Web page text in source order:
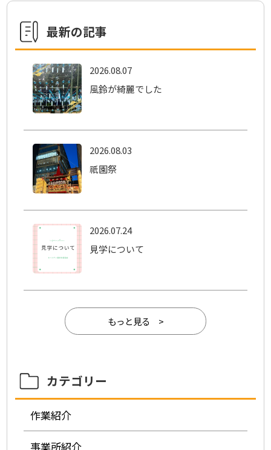
最新の記事
2026.08.07
風鈴が綺麗でした
2026.08.03
祇園祭
2026.07.24
見学について
もっと見る >
カテゴリー
作業紹介
事業所紹介